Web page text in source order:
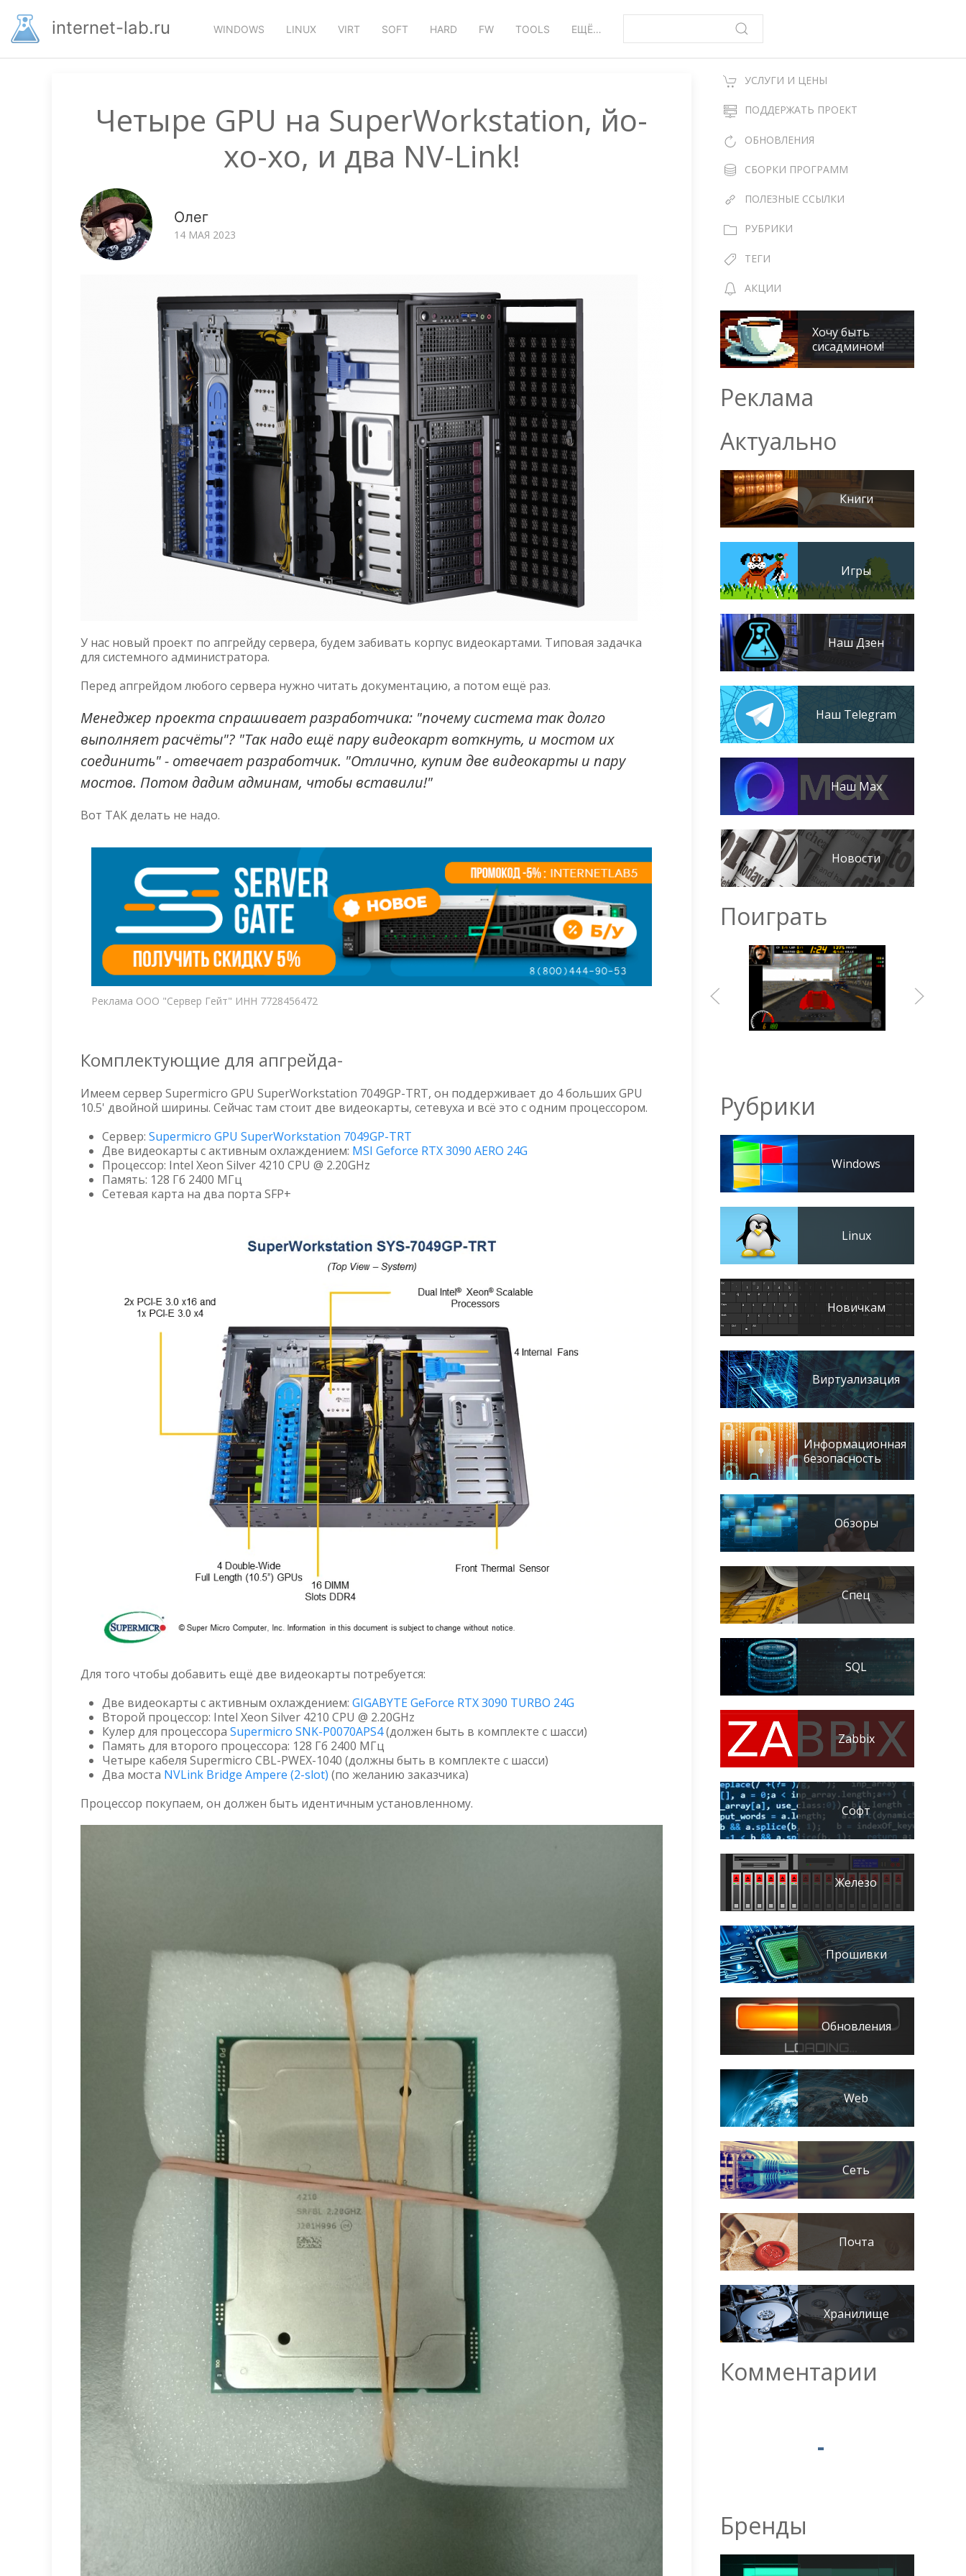
основномуinternet-lab.ru WINDOWS LINUX VIRT SOFT HARD FW TOOLS ЕЩЁ…
Четыре GPU на SuperWorkstation, йо-
хо-хо, и два NV-Link!
Олег
14 МАЯ 2023
У нас новый проект по апгрейду сервера, будем забивать корпус видеокартами. Типовая задачка
для системного администратора.
Перед апгрейдом любого сервера нужно читать документацию, а потом ещё раз.
Менеджер проекта спрашивает разработчика: "почему система так долго
выполняет расчёты"? "Так надо ещё пару видеокарт воткнуть, и мостом их
соединить" - отвечает разработчик. "Отлично, купим две видеокарты и пару
мостов. Потом дадим админам, чтобы вставили!"
Вот ТАК делать не надо.
Реклама ООО "Сервер Гейт" ИНН 7728456472
Комплектующие для апгрейда-
Имеем сервер Supermicro GPU SuperWorkstation 7049GP-TRT, он поддерживает до 4 больших GPU
10.5' двойной ширины. Сейчас там стоит две видеокарты, сетевуха и всё это с одним процессором.
Сервер: Supermicro GPU SuperWorkstation 7049GP-TRT
Две видеокарты с активным охлаждением: MSI Geforce RTX 3090 AERO 24G
Процессор: Intel Xeon Silver 4210 CPU @ 2.20GHz
Память: 128 Гб 2400 МГц
Сетевая карта на два порта SFP+
Для того чтобы добавить ещё две видеокарты потребуется:
Две видеокарты с активным охлаждением: GIGABYTE GeForce RTX 3090 TURBO 24G
Второй процессор: Intel Xeon Silver 4210 CPU @ 2.20GHz
Кулер для процессора Supermicrо SNK-P0070APS4(должен быть в комплекте с шасси)
Память для второго процессора: 128 Гб 2400 МГц
Четыре кабеля Supermicro CBL-PWEX-1040 (должны быть в комплекте с шасси)
Два моста NVLink Bridge Ampere (2-slot) (по желанию заказчика)
Процессор покупаем, он должен быть идентичным установленному.
УСЛУГИ И ЦЕНЫ
ПОДДЕРЖАТЬ ПРОЕКТ
ОБНОВЛЕНИЯ
СБОРКИ ПРОГРАММ
ПОЛЕЗНЫЕ ССЫЛКИ
РУБРИКИ
ТЕГИ
АКЦИИ
Хочу быть
сисадмином!
Реклама
Актуально
Книги
Игры
Наш Дзен
Наш Telegram
Наш Max
Новости
Поиграть
Рубрики
Windows
Linux
Новичкам
Виртуализация
Информационная
безопасность
Обзоры
Спец
SQL
Zabbix
Софт
Железо
Прошивки
Обновления
Web
Сеть
Почта
Хранилище
Комментарии
Бренды